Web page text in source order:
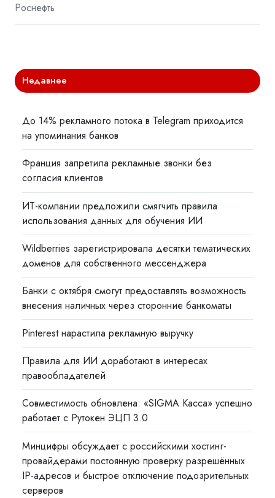
Роснефть
Недавнее
До 14% рекламного потока в Telegram приходится
на упоминания банков
Франция запретила рекламные звонки без
согласия клиентов
ИТ-компании предложили смягчить правила
использования данных для обучения ИИ
Wildberries зарегистрировала десятки тематических
доменов для собственного мессенджера
Банки с октября смогут предоставлять возможность
внесения наличных через сторонние банкоматы
Pinterest нарастила рекламную выручку
Правила для ИИ доработают в интересах
правообладателей
Совместимость обновлена: «SIGMA Касса» успешно
работает с Рутокен ЭЦП 3.0
Минцифры обсуждает с российскими хостинг-
провайдерами постоянную проверку разрешённых
IP-адресов и быстрое отключение подозрительных
серверов